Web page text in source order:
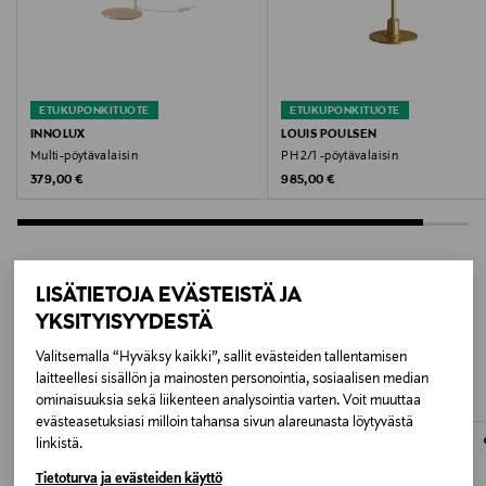
LISÄTIETOJA EVÄSTEISTÄ JA
YKSITYISYYDESTÄ
Valitsemalla “Hyväksy kaikki”, sallit evästeiden tallentamisen
laitteellesi sisällön ja mainosten personointia, sosiaalisen median
ominaisuuksia sekä liikenteen analysointia varten. Voit muuttaa
evästeasetuksiasi milloin tahansa sivun alareunasta löytyvästä
linkistä.
Tietoturva ja evästeiden käyttö
63,4 x 7,8 x 15,2 cm
Valmistajan tuotenumero
Valmistaja
Flos S.p.A
Valmistajan osoite
Flos S.p.A., Via S. Giovanni 4, 38066 Riva del Garda
(TN), Italy
Digitaalinen osoite
ETUKUPONKITUOTE
INNOLUX
Multi-pöytävalaisin
Original Price
379,00 €
ETUKUPONKITUOTE
LOUIS POULSEN
PH 2/1 -pöytävalaisin
Original Price
985,00 €
LISÄÄ KIINNOSTAVIA
TUOTTEITA